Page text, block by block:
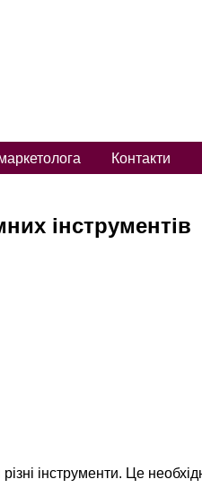
Контакти
інструментів
інструменти. Це